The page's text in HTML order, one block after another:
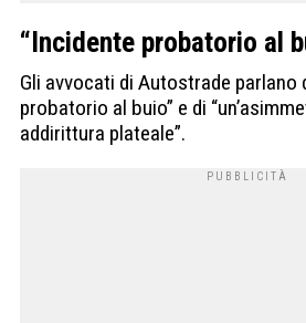
“Incidente probatorio al
Gli avvocati di Autostrade parlano
probatorio al buio” e di
addirittura plateale”.